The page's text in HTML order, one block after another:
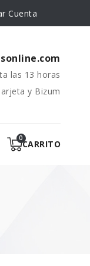
Cuenta
las 13 horas
y Bizum
CARRITO